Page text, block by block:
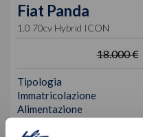
Fiat Panda
1.0 70cv Hybrid ICON
18.000 €
Tipologia
Immatricolazione
Alimentazione